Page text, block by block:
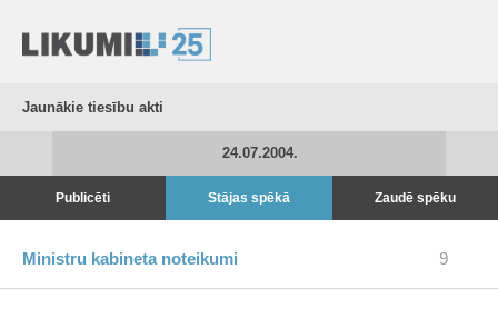
Jaunākie tiesību akti
24.07.2004.
Publicēti Stājas spēkā Zaudē spēku
Ministru kabineta noteikumi 9